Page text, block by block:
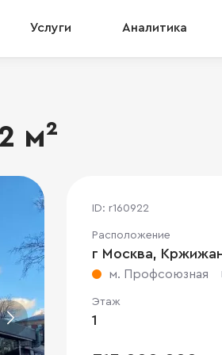
Услуги Аналитика
м²
ID: r160922
Расположение
г Москва,
м. Профсоюзная
Этаж
1